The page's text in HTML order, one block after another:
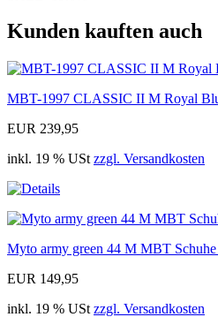
Kunden kauften auch
MBT-1997 CLASSIC II M Royal
EUR 239,95
inkl. 19 % USt zzgl. Versandkosten
Myto army green 44 M MBT Schuhe
EUR 149,95
inkl. 19 % USt zzgl. Versandkosten